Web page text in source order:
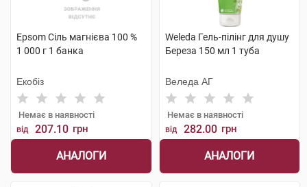
Epsom Сіль магнієва 100 %
1 000 г 1 банка
Екобіз
Немає в наявності
від 207.10 грн
АНАЛОГИ
Weleda Гель-пілінг для душу
Береза 150 мл 1 туба
Веледа АГ
Немає в наявності
від 282.00 грн
АНАЛОГИ